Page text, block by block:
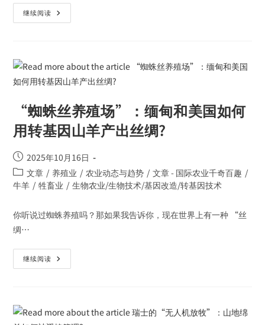
继续阅读
“蜘蛛丝养殖场”：缅甸和美国如何
用转基因山羊产出丝绸?
2025年10月16日
文章 / 养殖业 / 农业动态与趋势 / 文章 - 国际农业千奇百趣 /
牛羊 / 牲畜业 / 生物农业/生物技术/基因改造/转基因技术
你听说过蜘蛛养殖吗？那如果我告诉你，现在世界上有一种 “丝
绸…
继续阅读